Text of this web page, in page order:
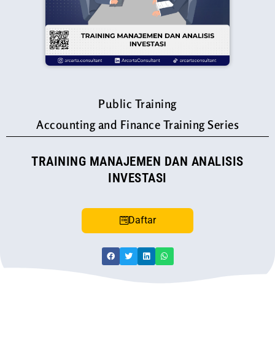
Public Training
Accounting and Finance Training Series
TRAINING MANAJEMEN DAN ANALISIS
INVESTASI
Daftar